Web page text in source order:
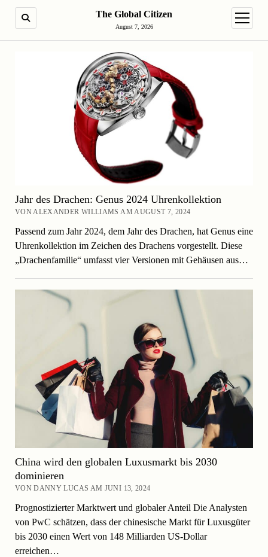
The Global Citizen
August 7, 2026
Menü
Jahr des Drachen: Genus 2024 Uhrenkollektion
VON ALEXANDER WILLIAMS AM AUGUST 7, 2024
Passend zum Jahr 2024, dem Jahr des Drachen, hat Genus eine
Uhrenkollektion im Zeichen des Drachens vorgestellt. Diese
„Drachenfamilie“ umfasst vier Versionen mit Gehäusen aus…
China wird den globalen Luxusmarkt bis 2030
dominieren
VON DANNY LUCAS AM JUNI 13, 2024
Prognostizierter Marktwert und globaler Anteil Die Analysten
von PwC schätzen, dass der chinesische Markt für Luxusgüter
bis 2030 einen Wert von 148 Milliarden US-Dollar
erreichen…